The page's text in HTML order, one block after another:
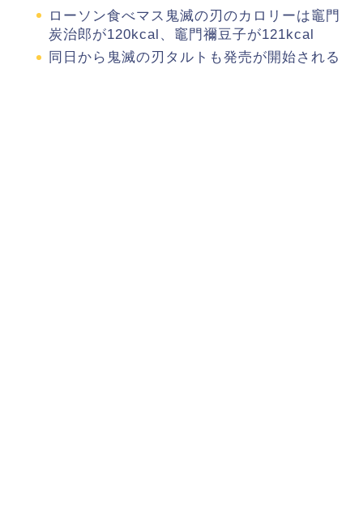
ローソン食べマス鬼滅の刃のカロリーは竈門
炭治郎が120kcal、竈門禰豆子が121kcal
同日から鬼滅の刃タルトも発売が開始される